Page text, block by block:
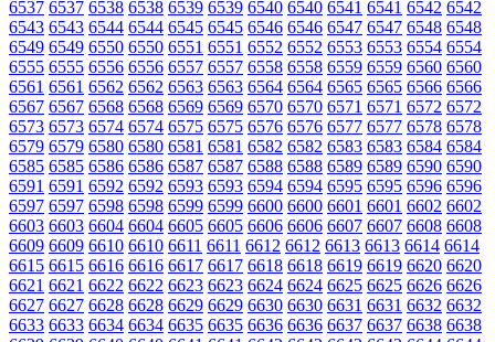
6537 6537 6538 6538 6539 6539 6540 6540 6541 6541 6542 6542
6543 6543 6544 6544 6545 6545 6546 6546 6547 6547 6548 6548
6549 6549 6550 6550 6551 6551 6552 6552 6553 6553 6554 6554
6555 6555 6556 6556 6557 6557 6558 6558 6559 6559 6560 6560
6561 6561 6562 6562 6563 6563 6564 6564 6565 6565 6566 6566
6567 6567 6568 6568 6569 6569 6570 6570 6571 6571 6572 6572
6573 6573 6574 6574 6575 6575 6576 6576 6577 6577 6578 6578
6579 6579 6580 6580 6581 6581 6582 6582 6583 6583 6584 6584
6585 6585 6586 6586 6587 6587 6588 6588 6589 6589 6590 6590
6591 6591 6592 6592 6593 6593 6594 6594 6595 6595 6596 6596
6597 6597 6598 6598 6599 6599 6600 6600 6601 6601 6602 6602
6603 6603 6604 6604 6605 6605 6606 6606 6607 6607 6608 6608
6609 6609 6610 6610 6611 6611 6612 6612 6613 6613 6614 6614
6615 6615 6616 6616 6617 6617 6618 6618 6619 6619 6620 6620
6621 6621 6622 6622 6623 6623 6624 6624 6625 6625 6626 6626
6627 6627 6628 6628 6629 6629 6630 6630 6631 6631 6632 6632
6633 6633 6634 6634 6635 6635 6636 6636 6637 6637 6638 6638